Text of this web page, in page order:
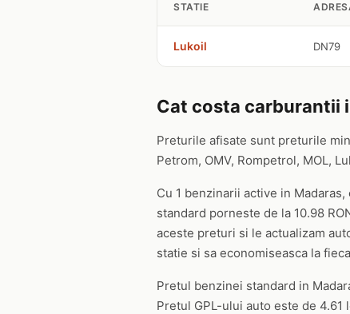
STATIE
Lukoil DN79
Cat costa carburantii
Preturile afisate sunt preturile
Petrom, OMV, Rompetrol, MOL,
Cu 1 benzinarii active in
standard porneste de la 10.98
aceste preturi si le actualizam
statie si sa economiseasca la
Pretul benzinei standard in
Pretul GPL-ului auto este de 4.61